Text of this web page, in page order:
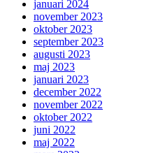
januari 2024
november 2023
oktober 2023
september 2023
augusti 2023
maj 2023
januari 2023
december 2022
november 2022
oktober 2022
juni 2022
maj 2022